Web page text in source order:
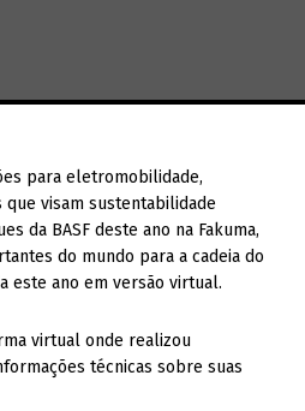
para eletromobilidade,
que visam sustentabilidade
da BASF deste ano na Fakuma,
do mundo para a cadeia do
este ano em versão virtual.
virtual onde realizou
técnicas sobre suas